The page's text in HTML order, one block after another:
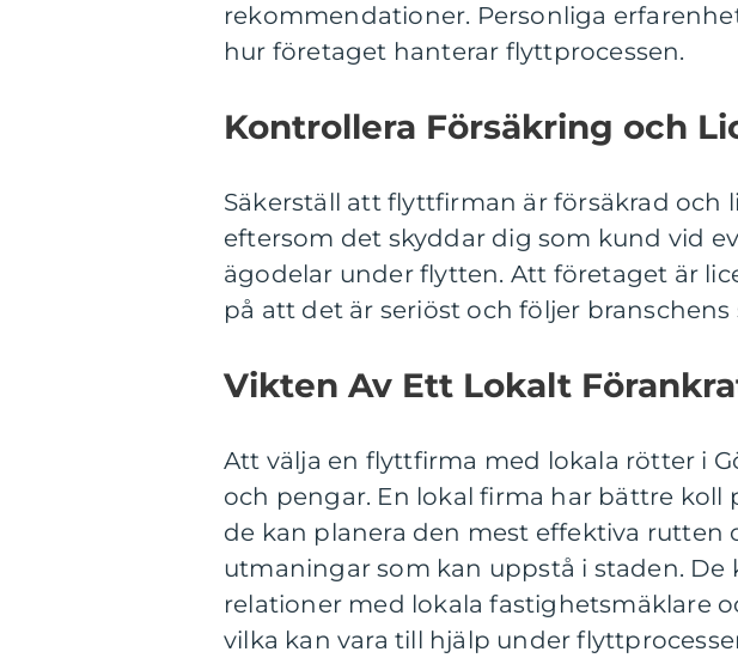
rekommendationer. Personliga
hur företaget hanterar flyttprocessen.
Kontrollera Försäkring och
Säkerställ att flyttfirman är försäkrad och
eftersom det skyddar dig som kund vid
ägodelar under flytten. Att företaget är
på att det är seriöst och följer
Vikten Av Ett Lokalt
Att välja en flyttfirma med lokala rötter i
och pengar. En lokal firma har bättre
de kan planera den mest effektiva rutten
utmaningar som kan uppstå i staden. De
relationer med lokala fastighetsmäklare
vilka kan vara till hjälp under